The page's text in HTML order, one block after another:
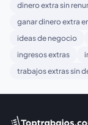
dinero extra sin
ganar dinero extra
ideas de negocio
ingresos extras
trabajos extras sin